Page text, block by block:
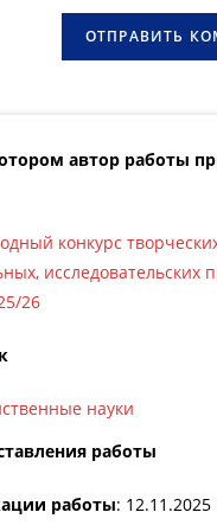
автор работы
конкурс
исследовательских
26
науки
работы
работы: 12.11.2025